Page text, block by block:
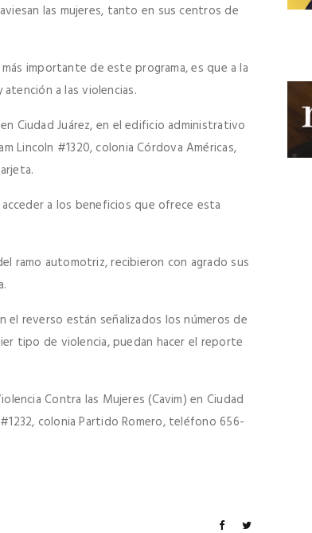
las mujeres, tanto en sus centros de
importante de este programa, es que a la
a las violencias.
Ciudad Juárez, en el edificio administrativo
Lincoln #1320, colonia Córdova Américas,
a los beneficios que ofrece esta
ramo automotriz, recibieron con agrado sus
reverso están señalizados los números de
tipo de violencia, puedan hacer el reporte
Contra las Mujeres (Cavim) en Ciudad
colonia Partido Romero, teléfono 656-